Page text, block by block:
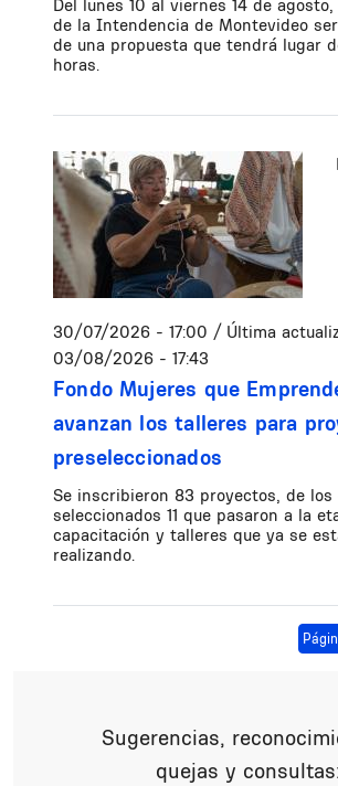
Del lunes 10 al viernes 14 de
de la Intendencia de Montevideo
de una propuesta que tendrá lugar
horas.
30/07/2026 - 17:00 / Última
03/08/2026 - 17:43
Fondo Mujeres que
avanzan los talleres para
preseleccionados
Se inscribieron 83 proyectos, de los
seleccionados 11 que pasaron a la
capacitación y talleres que ya se
realizando.
Sugerencias,
quejas y consultas: